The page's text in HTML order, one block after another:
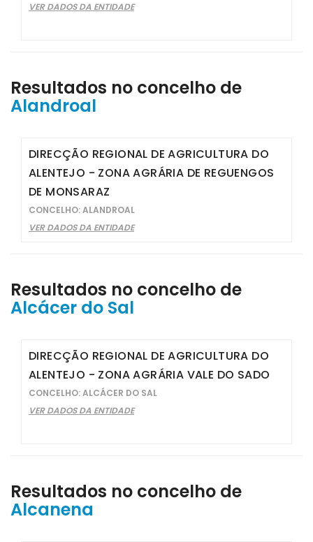
VER DADOS DA ENTIDADE
Resultados no concelho de
Alandroal
DIRECÇÃO REGIONAL DE AGRICULTURA DO
ALENTEJO - ZONA AGRÁRIA DE REGUENGOS
DE MONSARAZ
CONCELHO: ALANDROAL
VER DADOS DA ENTIDADE
Resultados no concelho de
Alcácer do Sal
DIRECÇÃO REGIONAL DE AGRICULTURA DO
ALENTEJO - ZONA AGRÁRIA VALE DO SADO
CONCELHO: ALCÁCER DO SAL
VER DADOS DA ENTIDADE
Resultados no concelho de
Alcanena